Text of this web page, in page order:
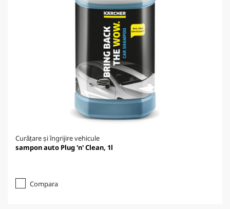
Curățare și îngrijire vehicule
sampon auto Plug 'n' Clean, 1l
Compara